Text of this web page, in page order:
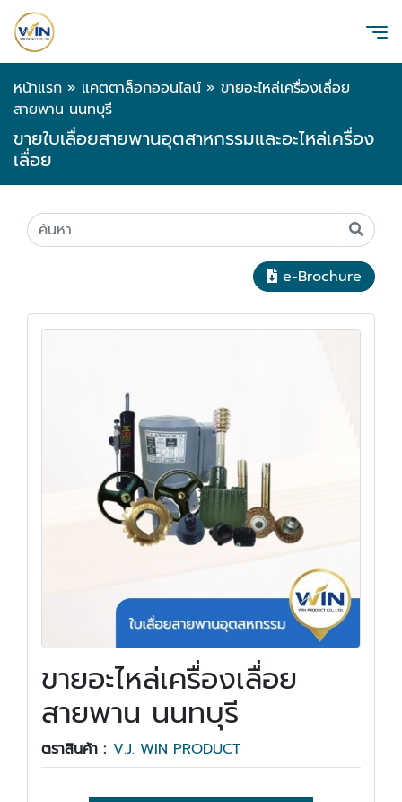
หน้าแรก » แคตตาล็อกออนไลน์ » ขายอะไหล่เครื่องเลื่อย
สายพาน นนทบุรี
ขายใบเลื่อยสายพานอุตสาหกรรมและอะไหล่เครื่อง
เลื่อย
e-Brochure
ขายอะไหล่เครื่องเลื่อย
สายพาน นนทบุรี
ตราสินค้า : V.J. WIN PRODUCT